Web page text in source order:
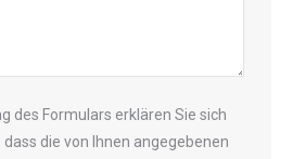
des Formulars erklären Sie sich
die von Ihnen angegebenen